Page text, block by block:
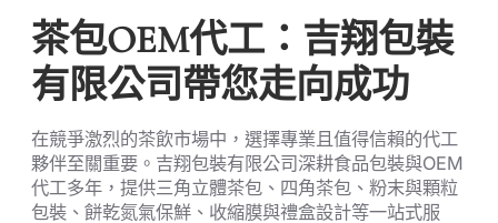
茶包OEM代工：吉翔包裝
有限公司帶您走向成功
在競爭激烈的茶飲市場中，選擇專業且值得信賴的代工
夥伴至關重要。吉翔包裝有限公司深耕食品包裝與OEM
代工多年，提供三角立體茶包、四角茶包、粉末與顆粒
包裝、餅乾氮氣保鮮、收縮膜與禮盒設計等一站式服